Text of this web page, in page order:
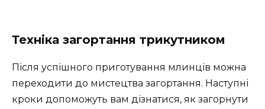
Техніка загортання трикутником
Після успішного приготування млинців можна
переходити до мистецтва загортання. Наступні
кроки допоможуть вам дізнатися, як загорнути